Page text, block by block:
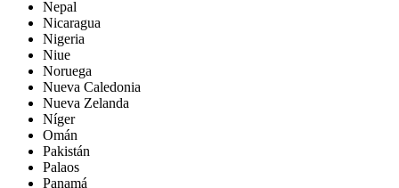
Nepal
Nicaragua
Nigeria
Niue
Noruega
Nueva Caledonia
Nueva Zelanda
Níger
Omán
Pakistán
Palaos
Panamá